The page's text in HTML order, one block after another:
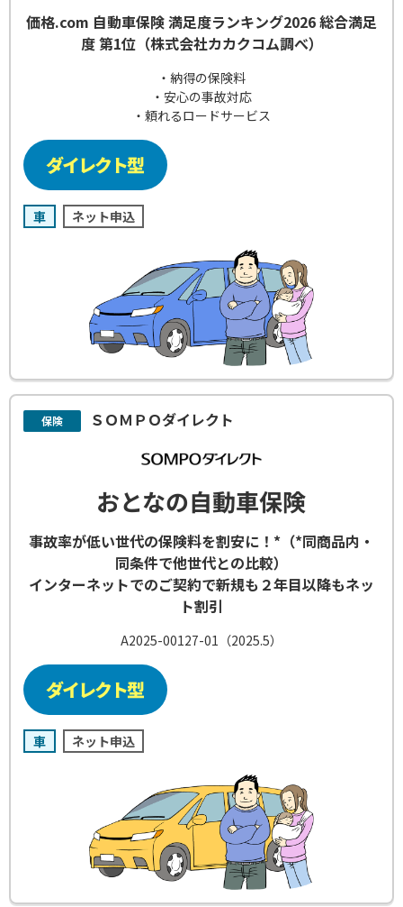
価格.com 自動車保険 満足度ランキング2026 総合満足
度 第1位（株式会社カカクコム調べ）
・納得の保険料
・安心の事故対応
・頼れるロードサービス
車 ネット申込
保険 ＳＯＭＰＯダイレクト
おとなの自動車保険
事故率が低い世代の保険料を割安に！*（*同商品内・
同条件で他世代との比較）
インターネットでのご契約で新規も２年目以降もネッ
ト割引
A2025-00127-01（2025.5）
車 ネット申込